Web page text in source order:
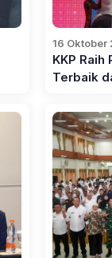
16 Oktober
KKP
Terbaik